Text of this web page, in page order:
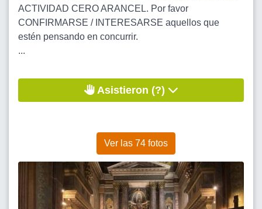
ACTIVIDAD CERO ARANCEL. Por favor
CONFIRMARSE / INTERESARSE aquellos que
estén pensando en concurrir.
...
Asistieron (?)
Ver las 74 fotos